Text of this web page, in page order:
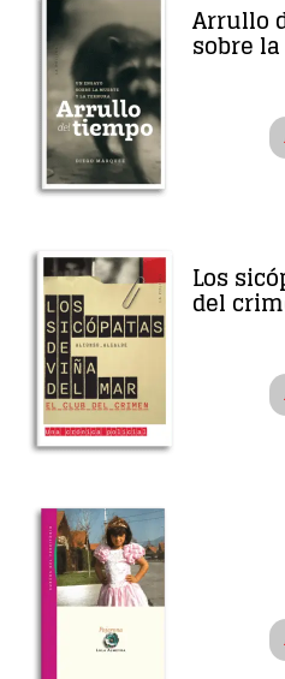
Arrullo
sobre
Los
del